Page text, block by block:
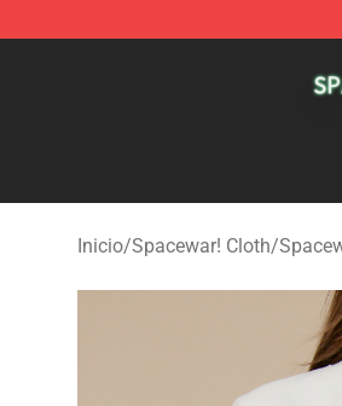
Inicio/Spacewar! Cloth/